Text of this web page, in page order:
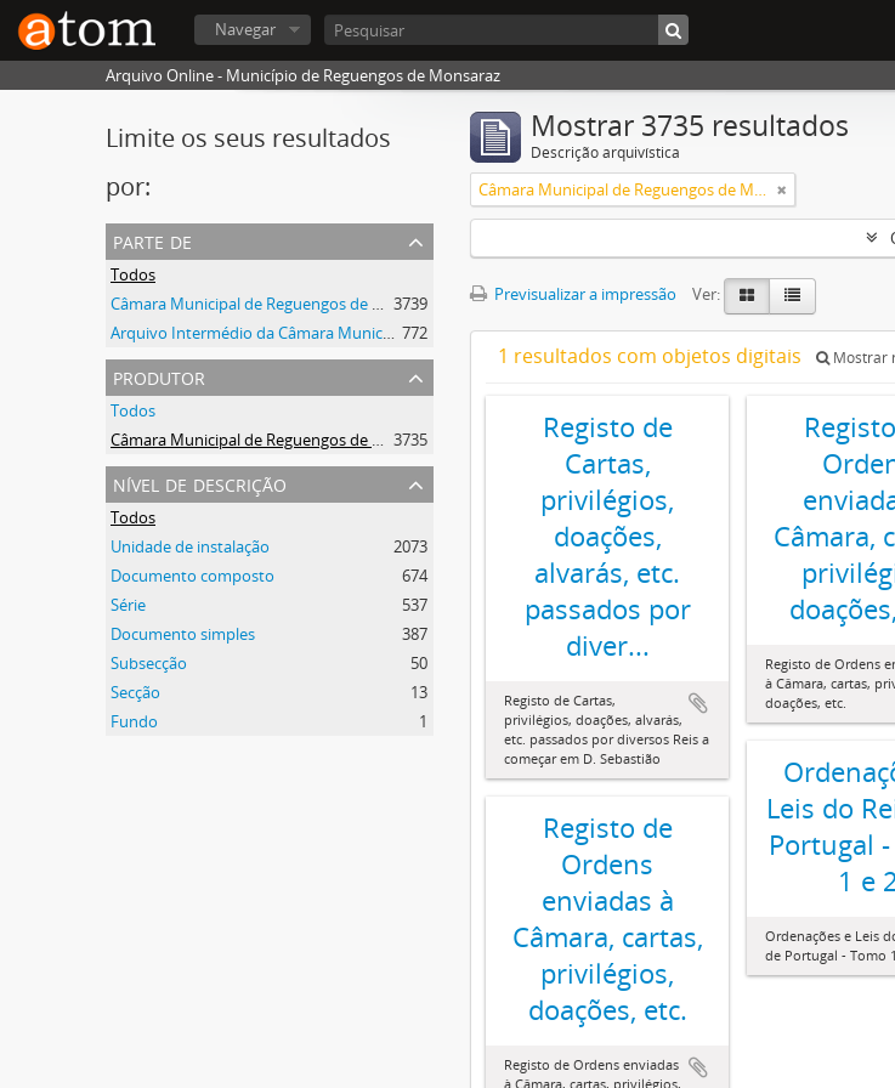
Navegar
Arquivo Online - Município de Reguengos de Monsaraz
Limite os seus resultados
por:
parte de
Todos
Câmara Municipal de Reguengos de Monsaraz 3739
Arquivo Intermédio da Câmara Municipal de Reguengos de Monsaraz 772
produtor
Todos
Câmara Municipal de Reguengos de Monsaraz 3735
nível de descrição
Todos
Unidade de instalação
2073
Documento composto
674
Série
537
Documento simples
387
Subsecção
50
Secção
13
Fundo
1
Mostrar 3735 resultados
Descrição arquivística
Câmara Municipal de Reguengos de Monsaraz
Previsualizar a impressão Ver:
1 resultados com objetos digitais Mostrar
Registo de
Cartas,
privilégios,
doações,
alvarás, etc.
passados por
diver...
Registo de Cartas,
privilégios, doações, alvarás,
etc. passados por diversos Reis a
começar em D. Sebastião
Câmara,
Registo de Ordens
à Câmara, cartas,
doações, etc.
Leis do
Portugal
1 e
Ordenações e Leis
de Portugal - Tomo
Registo de
Ordens
enviadas à
Câmara, cartas,
privilégios,
doações, etc.
Registo de Ordens enviadas
à Câmara, cartas, privilégios,